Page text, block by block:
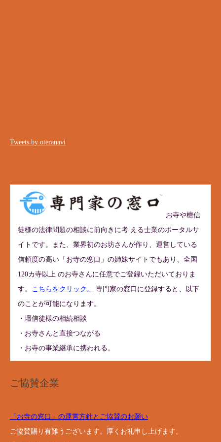
Tweets by oteranavi
お寺や檀信
徒様の法律問題の相談に前向きに考 える士業のポータルサ
イトです。また、業界初のお坊さんが作り、運営している
信頼度の高い「お寺の窓口」の姉妹サイトでもあり、全国
120カ寺以上 のお寺さんに任意でご登録いただいておりま
す。
こちらをクリック。
専門家の窓口に登録すると、以下
のことが可能になります。
・壇信徒様の相続相談
・お寺さんと直接つながる
・お寺の事業継承に携われる。
ご協賛企業
「お寺の窓口」の運営方針とご協賛のお願い
ご協賛賜り有難うございます。厚くお礼申し上げます。